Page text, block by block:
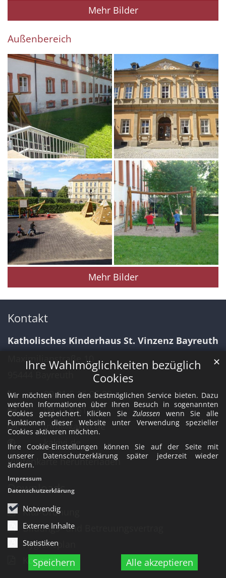
Ihre Wahlmöglichkeiten bezüglich
Cookies
Wir möchten Ihnen den bestmöglichen Service bieten. Dazu
werden Informationen über Ihren Besuch in sogenannten
Cookies gespeichert. Klicken SieZulassen wenn Sie alle
Funktionen dieser Website unter Verwendung spezieller
Cookies aktiveren möchten.
Ihre Cookie-Einstellungen können Sie auf der Seite mit
unserer Datenschutzerklärung später jederzeit wieder
ändern.
Notwendig
Externe Inhalte
Statistiken
Speichern Alle akzeptieren
✕
Impressum
Datenschutzerklärung
Mehr Bilder
Außenbereich
Mehr Bilder
Kontakt
Katholisches Kinderhaus St. Vinzenz Bayreuth
Maximilianstraße 10
09 21 5 16 05 83
09 21 6 51 23
info@kakivi.de
kakivi.de
Visitenkarte herunterladen
Downloads
Kita-Ordnung
Bildungs- und Betreuungsvertrag
Hygieneplan
Konzept